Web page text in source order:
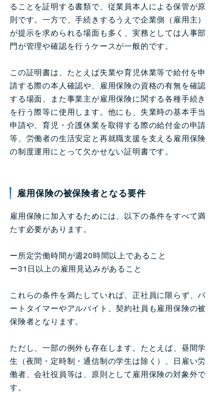
ることを証明する書類で、従業員本人による保管が原
則です。一方で、手続きするうえで企業側（雇用主）
が提示を求められる場面も多く、実務としては人事部
門が管理や確認を行うケースが一般的です。
この証明書は、たとえば失業や育児休業等で給付を申
請する際の本人確認や、雇用保険の資格の有無を確認
する場面、また事業主が雇用保険に関する各種手続き
を行う際等に使用します。他にも、失業時の基本手当
申請や、育児・介護休業を取得する際の給付金の申請
等、労働者の生活安定と再就職支援を支える雇用保険
の制度運用にとって欠かせない証明書です。
雇用保険の被保険者となる要件
雇用保険に加入するためには、以下の条件をすべて満
たす必要があります。
ー所定労働時間が週20時間以上であること
ー31日以上の雇用見込みがあること
これらの条件を満たしていれば、正社員に限らず、パ
ートタイマーやアルバイト、契約社員も雇用保険の被
保険者となります。
ただし、一部の例外も存在します。たとえば、昼間学
生（夜間・定時制・通信制の学生は除く）、日雇い労
働者、会社役員等は、原則として雇用保険の対象外で
す。